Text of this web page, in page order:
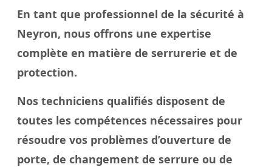
En tant que professionnel de la sécurité à
Neyron, nous offrons une expertise
complète en matière de serrurerie et de
protection.
Nos techniciens qualifiés disposent de
toutes les compétences nécessaires pour
résoudre vos problèmes d’ouverture de
porte, de changement de serrure ou de